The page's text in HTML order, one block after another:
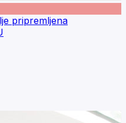
pripremljena